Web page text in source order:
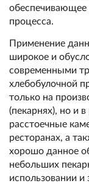
обеспечивающее
процесса.
Применение
широкое и
современными
хлебобулочной
только на
(пекарнях), но и
расстоечные
ресторанах, а
хорошо данное
небольших
использовании